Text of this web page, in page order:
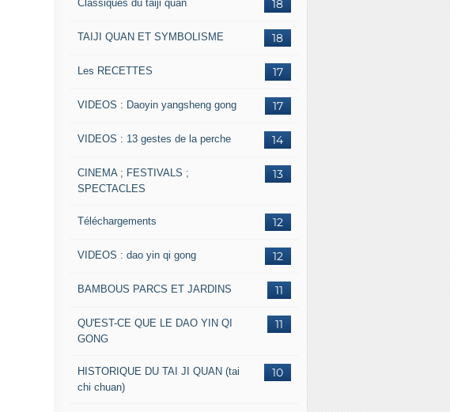
18
Classiques du taiji quan
18
TAIJI QUAN ET SYMBOLISME
17
Les RECETTES
17
VIDEOS : Daoyin yangsheng gong
14
VIDEOS : 13 gestes de la perche
13
CINEMA ; FESTIVALS ;
SPECTACLES
12
Téléchargements
12
VIDEOS : dao yin qi gong
11
BAMBOUS PARCS ET JARDINS
11
QU'EST-CE QUE LE DAO YIN QI
GONG
10
HISTORIQUE DU TAI JI QUAN (tai
chi chuan)